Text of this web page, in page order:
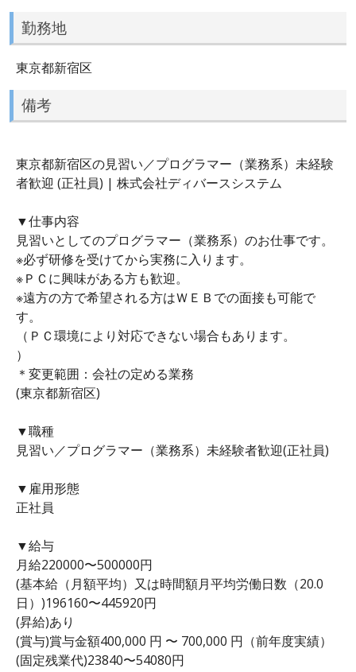
勤務地
東京都新宿区
備考
東京都新宿区の見習い／プログラマー（業務系）未経験
者歓迎 (正社員) | 株式会社ディバースシステム
▼仕事内容
見習いとしてのプログラマー（業務系）のお仕事です。
※必ず研修を受けてから実務に入ります。
※ＰＣに興味がある方も歓迎。
※遠方の方で希望される方はＷＥＢでの面接も可能で
す。
（ＰＣ環境により対応できない場合もあります。
）
＊変更範囲：会社の定める業務
(東京都新宿区)
▼職種
見習い／プログラマー（業務系）未経験者歓迎(正社員)
▼雇用形態
正社員
▼給与
月給220000〜500000円
(基本給（月額平均）又は時間額月平均労働日数（20.0
日）)196160〜445920円
(昇給)あり
(賞与)賞与金額400,000 円 〜 700,000 円（前年度実績）
(固定残業代)23840〜54080円